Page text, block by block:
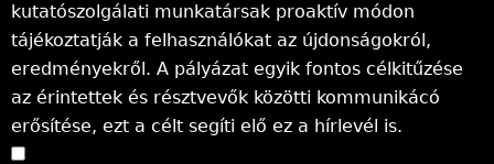
kutatószolgálati munkatársak proaktív módon
tájékoztatják a felhasználókat az újdonságokról,
eredményekről. A pályázat egyik fontos célkitűzése
az érintettek és résztvevők közötti kommunikácó
erősítése, ezt a célt segíti elő ez a hírlevél is.